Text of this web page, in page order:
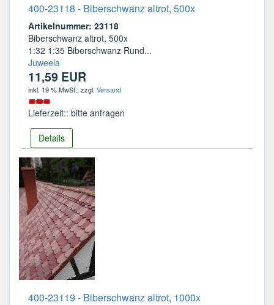
400-23118 - Biberschwanz altrot, 500x
Artikelnummer: 23118
Biberschwanz altrot, 500x
1:32 1:35 Biberschwanz Rund...
Juweela
11,59 EUR
inkl. 19 % MwSt., zzgl. Versand
Lieferzeit:: bitte anfragen
Details
400-23119 - Biberschwanz altrot, 1000x